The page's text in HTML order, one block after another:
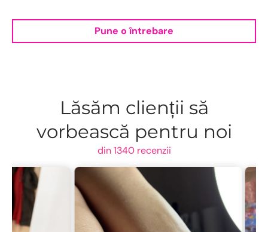
Pune o întrebare
Lăsăm clienții să
vorbească pentru noi
din 1340 recenzii